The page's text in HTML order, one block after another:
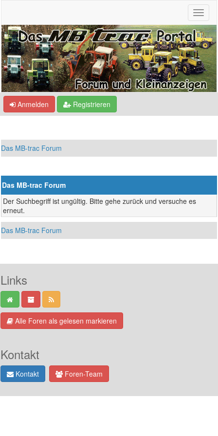
Anmelden Registrieren
Das MB-trac Forum
Das MB-trac Forum
Der Suchbegriff ist ungültig. Bitte gehe zurück und versuche es
erneut.
Das MB-trac Forum
Links
Alle Foren als gelesen markieren
Kontakt
Kontakt Foren-Team